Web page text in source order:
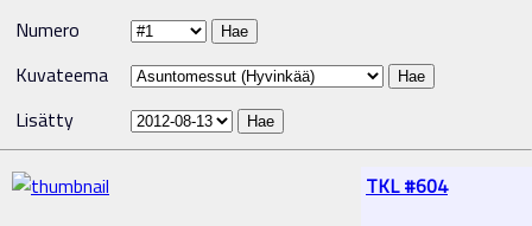
Numero
Kuvateema
Lisätty
TKL #604